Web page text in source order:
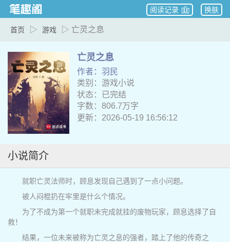
换肤
阅读记录
首页 ▷ 游戏 ▷ 亡灵之息
亡灵之息
作者：羽民
类别：游戏小说
状态：已完结
字数：806.7万字
更新：2026-05-19 16:56:12
小说简介
就职亡灵法师时，顾息发现自己遇到了一点小问题。
被人闷棍扔在牢里是什么个情况。
为了不成为第一个就职未完成就挂的废物玩家，顾息选择了自
救！
结果，一位未来被称为亡灵之息的强者，踏上了他的传奇之